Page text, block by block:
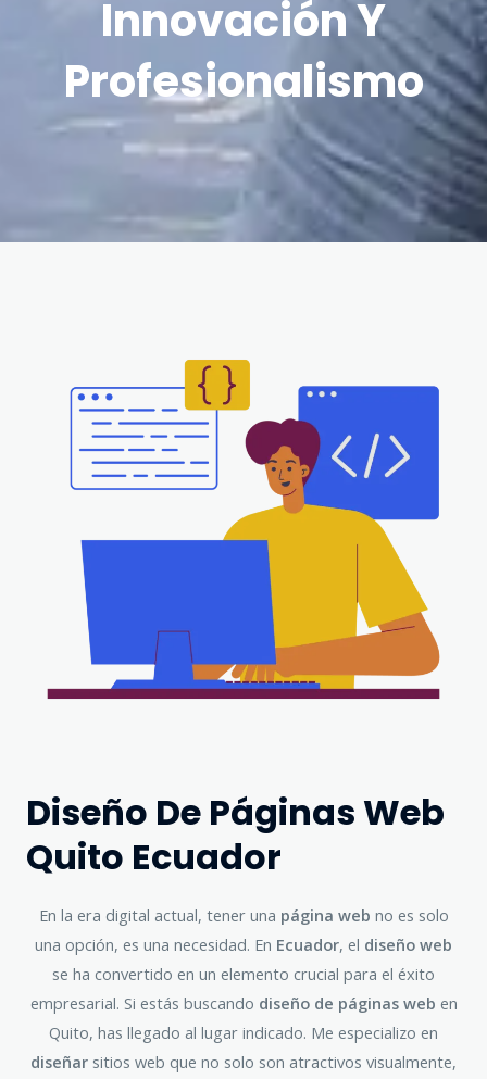
Innovación Y
Profesionalismo
Diseño De Páginas Web
Quito Ecuador
En la era digital actual, tener una página web no es solo
una opción, es una necesidad. En Ecuador, el diseño web
se ha convertido en un elemento crucial para el éxito
empresarial. Si estás buscando diseño de páginas web en
Quito, has llegado al lugar indicado. Me especializo en
diseñar sitios web que no solo son atractivos visualmente,